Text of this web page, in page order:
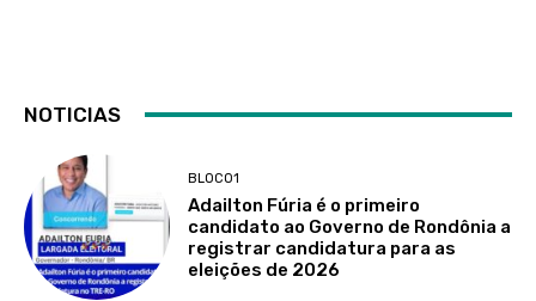
NOTICIAS
BLOCO1
Adailton Fúria é o primeiro
candidato ao Governo de Rondônia a
registrar candidatura para as
eleições de 2026